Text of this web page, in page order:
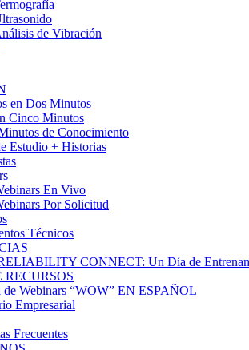
de Vibración
en Dos Minutos
Cinco Minutos
de Conocimiento
Estudio + Historias
En Vivo
Por Solicitud
Técnicos
CONNECT: Un Día de
RECURSOS
de Webinars “WOW” EN ESPAÑOL
Empresarial
Frecuentes